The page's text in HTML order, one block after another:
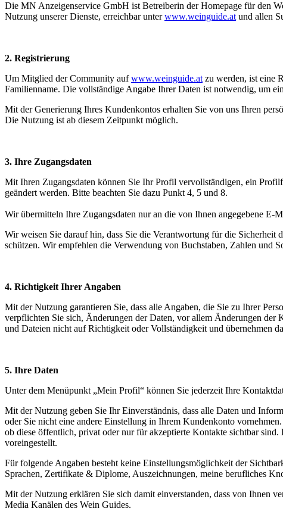
Die MN Anzeigenservice GmbH ist Betreiberin der Homepage für den
Nutzung unserer Dienste, erreichbar unterwww.weinguide.at und allen
2. Registrierung
Um Mitglied der Community aufwww.weinguide.at zu werden, ist eine
Familienname. Die vollständige Angabe Ihrer Daten ist notwendig, um
Mit der Generierung Ihres Kundenkontos erhalten Sie von uns Ihren
Die Nutzung ist ab diesem Zeitpunkt möglich.
3. Ihre Zugangsdaten
Mit Ihren Zugangsdaten können Sie Ihr Profil vervollständigen, ein
geändert werden. Bitte beachten Sie dazu Punkt 4, 5 und 8.
Wir übermitteln Ihre Zugangsdaten nur an die von Ihnen angegebene
Wir weisen Sie darauf hin, dass Sie die Verantwortung für die Sicherheit
schützen. Wir empfehlen die Verwendung von Buchstaben, Zahlen und
4. Richtigkeit Ihrer Angaben
Mit der Nutzung garantieren Sie, dass alle Angaben, die Sie zu Ihrer
verpflichten Sie sich, Änderungen der Daten, vor allem Änderungen der
und Dateien nicht auf Richtigkeit oder Vollständigkeit und übernehmen
5. Ihre Daten
Unter dem Menüpunkt „Mein Profil“ können Sie jederzeit Ihre
Mit der Nutzung geben Sie Ihr Einverständnis, dass alle Daten und
oder Sie nicht eine andere Einstellung in Ihrem Kundenkonto
ob diese öffentlich, privat oder nur für akzeptierte Kontakte sichtbar
voreingestellt.
Für folgende Angaben besteht keine Einstellungsmöglichkeit der
Sprachen, Zertifikate & Diplome, Auszeichnungen, meine berufliches
Mit der Nutzung erklären Sie sich damit einverstanden, dass von Ihnen
Media Kanälen des Wein Guides.